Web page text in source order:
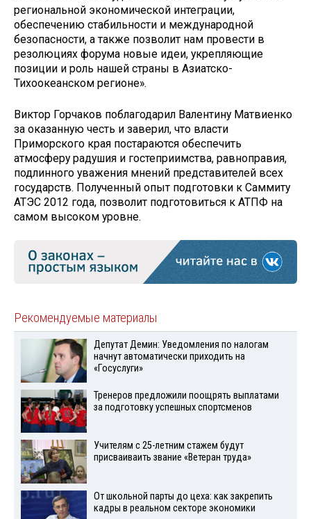
региональной экономической интеграции,
обеспечению стабильности и международной
безопасности, а также позволит нам провести в
резолюциях форума новые идеи, укрепляющие
позиции и роль нашей страны в Азиатско-
Тихоокеанском регионе».
Виктор Горчаков поблагодарил Валентину Матвиенко
за оказанную честь и заверил, что власти
Приморского края постараются обеспечить
атмосферу радушия и гостеприимства, равноправия,
подлинного уважения мнений представителей всех
государств. Полученный опыт подготовки к Саммиту
АТЭС 2012 года, позволит подготовиться к АТПФ на
самом высоком уровне.
Рекомендуемые материалы
Депутат Демин: Уведомления по налогам
начнут автоматически приходить на
«Госуслуги»
Тренеров предложили поощрять выплатами
за подготовку успешных спортсменов
Учителям с 25-летним стажем будут
присваиваить звание «Ветеран труда»
От школьной парты до цеха: как закрепить
кадры в реальном секторе экономики